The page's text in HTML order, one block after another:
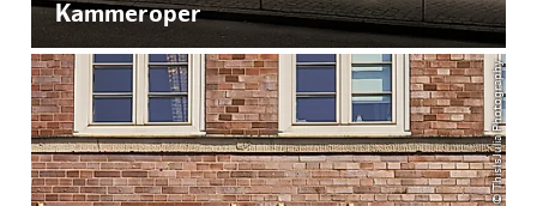
Kammeroper
© ThisIsJulia Photography